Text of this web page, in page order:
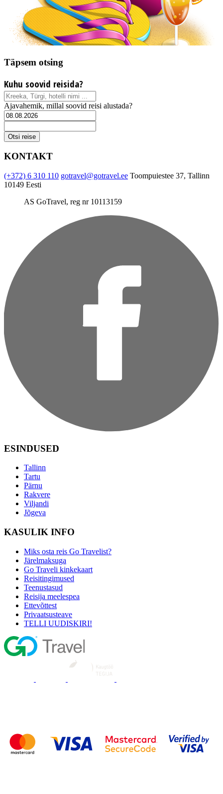
Täpsem otsing
Kuhu soovid reisida?
Ajavahemik, millal soovid reisi alustada?
KONTAKT
(+372) 6 310 110 gotravel@gotravel.ee Toompuiestee 37, Tallinn
10149 Eesti
AS GoTravel, reg nr 10113159
ESINDUSED
Tallinn
Tartu
Pärnu
Rakvere
Viljandi
Jõgeva
KASULIK INFO
Miks osta reis Go Travelist?
Järelmaksuga
Go Traveli kinkekaart
Reisitingimused
Teenustasud
Reisija meelespea
Ettevõttest
Privaatsusteave
TELLI UUDISKIRI!